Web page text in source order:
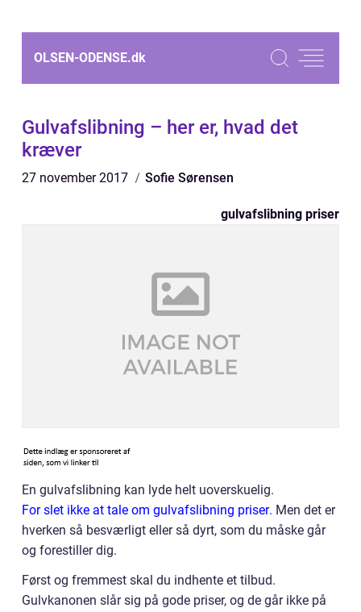
OLSEN-ODENSE.dk
Gulvafslibning – her er, hvad det
kræver
27 november 2017 Sofie Sørensen
gulvafslibning priser
En gulvafslibning kan lyde helt uoverskuelig.
For slet ikke at tale om gulvafslibning priser. Men det er
hverken så besværligt eller så dyrt, som du måske går
og forestiller dig.
Først og fremmest skal du indhente et tilbud.
Gulvkanonen slår sig på gode priser, og de går ikke på